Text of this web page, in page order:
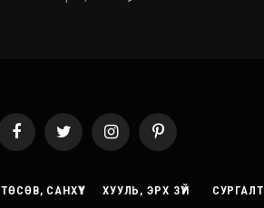
FacebookTwitter InstagramPinterest
ТӨСӨВ, САНХҮҮ ХУУЛЬ, ЭРХ ЗҮЙ СУРГАЛТ